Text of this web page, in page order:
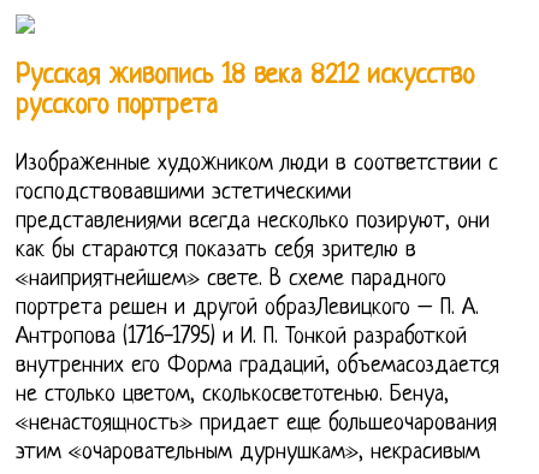
Русская живопись 18 века 8212 искусство
русского портрета
Изображенные художником люди в соответствии с
господствовавшими эстетическими
представлениями всегда несколько позируют, они
как бы стараются показать себя зрителю в
«наиприятнейшем» свете. В схеме парадного
портрета решен и другой образЛевицкого – П. А.
Антропова (1716-1795) и И. П. Тонкой разработкой
внутренних его Форма градаций, объемасоздается
не столько цветом, сколькосветотенью. Бенуа,
«ненастоящность» придает еще большеочарования
этим «очаровательным дурнушкам», некрасивым